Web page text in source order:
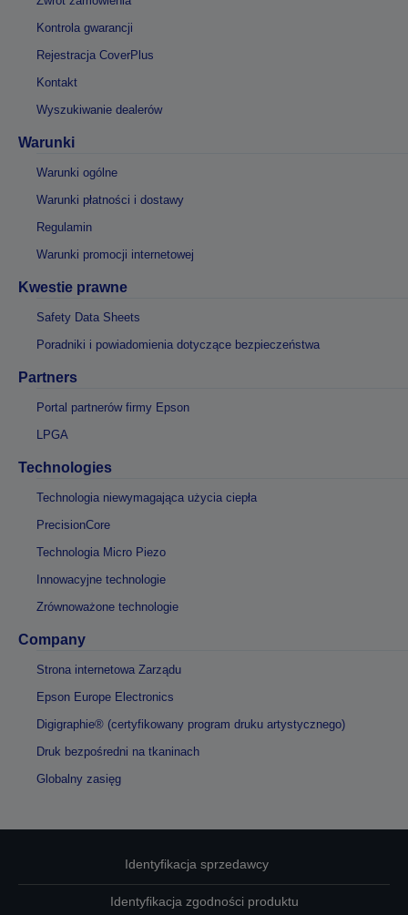
Kontrola gwarancji
Rejestracja CoverPlus
Kontakt
Wyszukiwanie dealerów
Warunki
Warunki ogólne
Warunki płatności i dostawy
Regulamin
Warunki promocji internetowej
Kwestie prawne
Safety Data Sheets
Poradniki i powiadomienia dotyczące bezpieczeństwa
Partners
Portal partnerów firmy Epson
LPGA
Technologies
Technologia niewymagająca użycia ciepła
PrecisionCore
Technologia Micro Piezo
Innowacyjne technologie
Zrównoważone technologie
Company
Strona internetowa Zarządu
Epson Europe Electronics
Digigraphie® (certyfikowany program druku artystycznego)
Druk bezpośredni na tkaninach
Globalny zasięg
Identyfikacja sprzedawcy
Identyfikacja zgodności produktu